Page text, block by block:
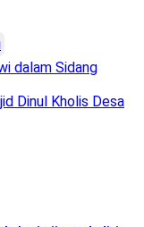
dalam Sidang
Dinul Kholis Desa